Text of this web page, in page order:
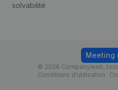
solvabilité
© 2026 Companyweb,
Conditions d'utilisation
Meeting